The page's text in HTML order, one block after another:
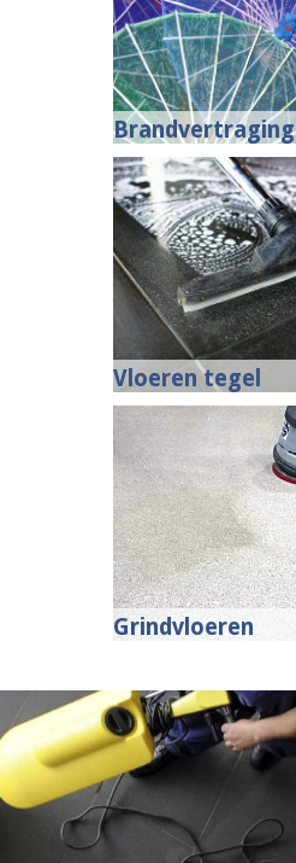
Brandvertraging
Vloeren tegel
Grindvloeren